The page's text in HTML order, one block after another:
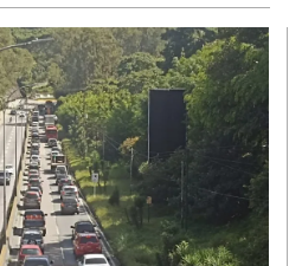
alzó este martes su voz